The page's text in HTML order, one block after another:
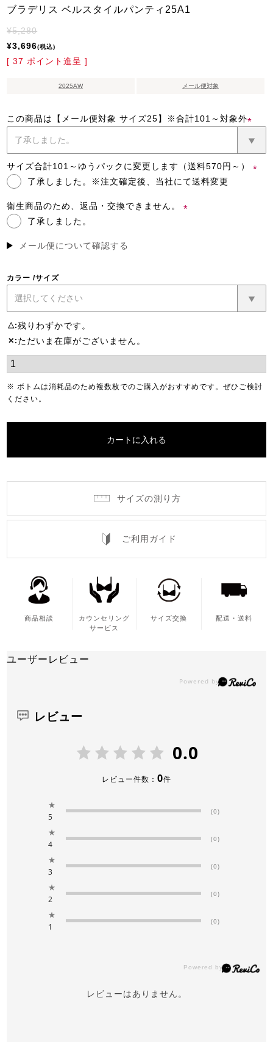
ブラデリス ベルスタイルパンティ25A1
¥5,280
¥3,696 税込
[ 37 ポイント進呈 ]
2025AW メール便対象
この商品は【メール便対象 サイズ25】※合計101～対象外
(必
須)
サイズ合計101～ゆうパックに変更します（送料570円～）
了承しました。※注文確定後、当社にて送料変更
衛生商品のため、返品・交換できません。
了承しました。
メール便について確認する
カラー サイズ
△ 残りわずかです。
✕ ただいま在庫がございません。
※ ボトムは消耗品のため複数枚でのご購入がおすすめです。ぜひご検討
ください。
カートに入れる
サイズの測り方
ご利用ガイド
商品相談
カウンセリング
サービス
サイズ交換 配送・送料
ユーザーレビュー
レビュー
0.0
レビュー件数： 0件
★
5
(0)
★
4
(0)
★
3
(0)
★
2
(0)
★
1
(0)
レビューはありません。